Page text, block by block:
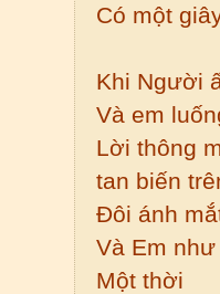
Có một
Khi Người
Và em
Lời thông
tan biến
Đôi ánh
Và Em
Một thời